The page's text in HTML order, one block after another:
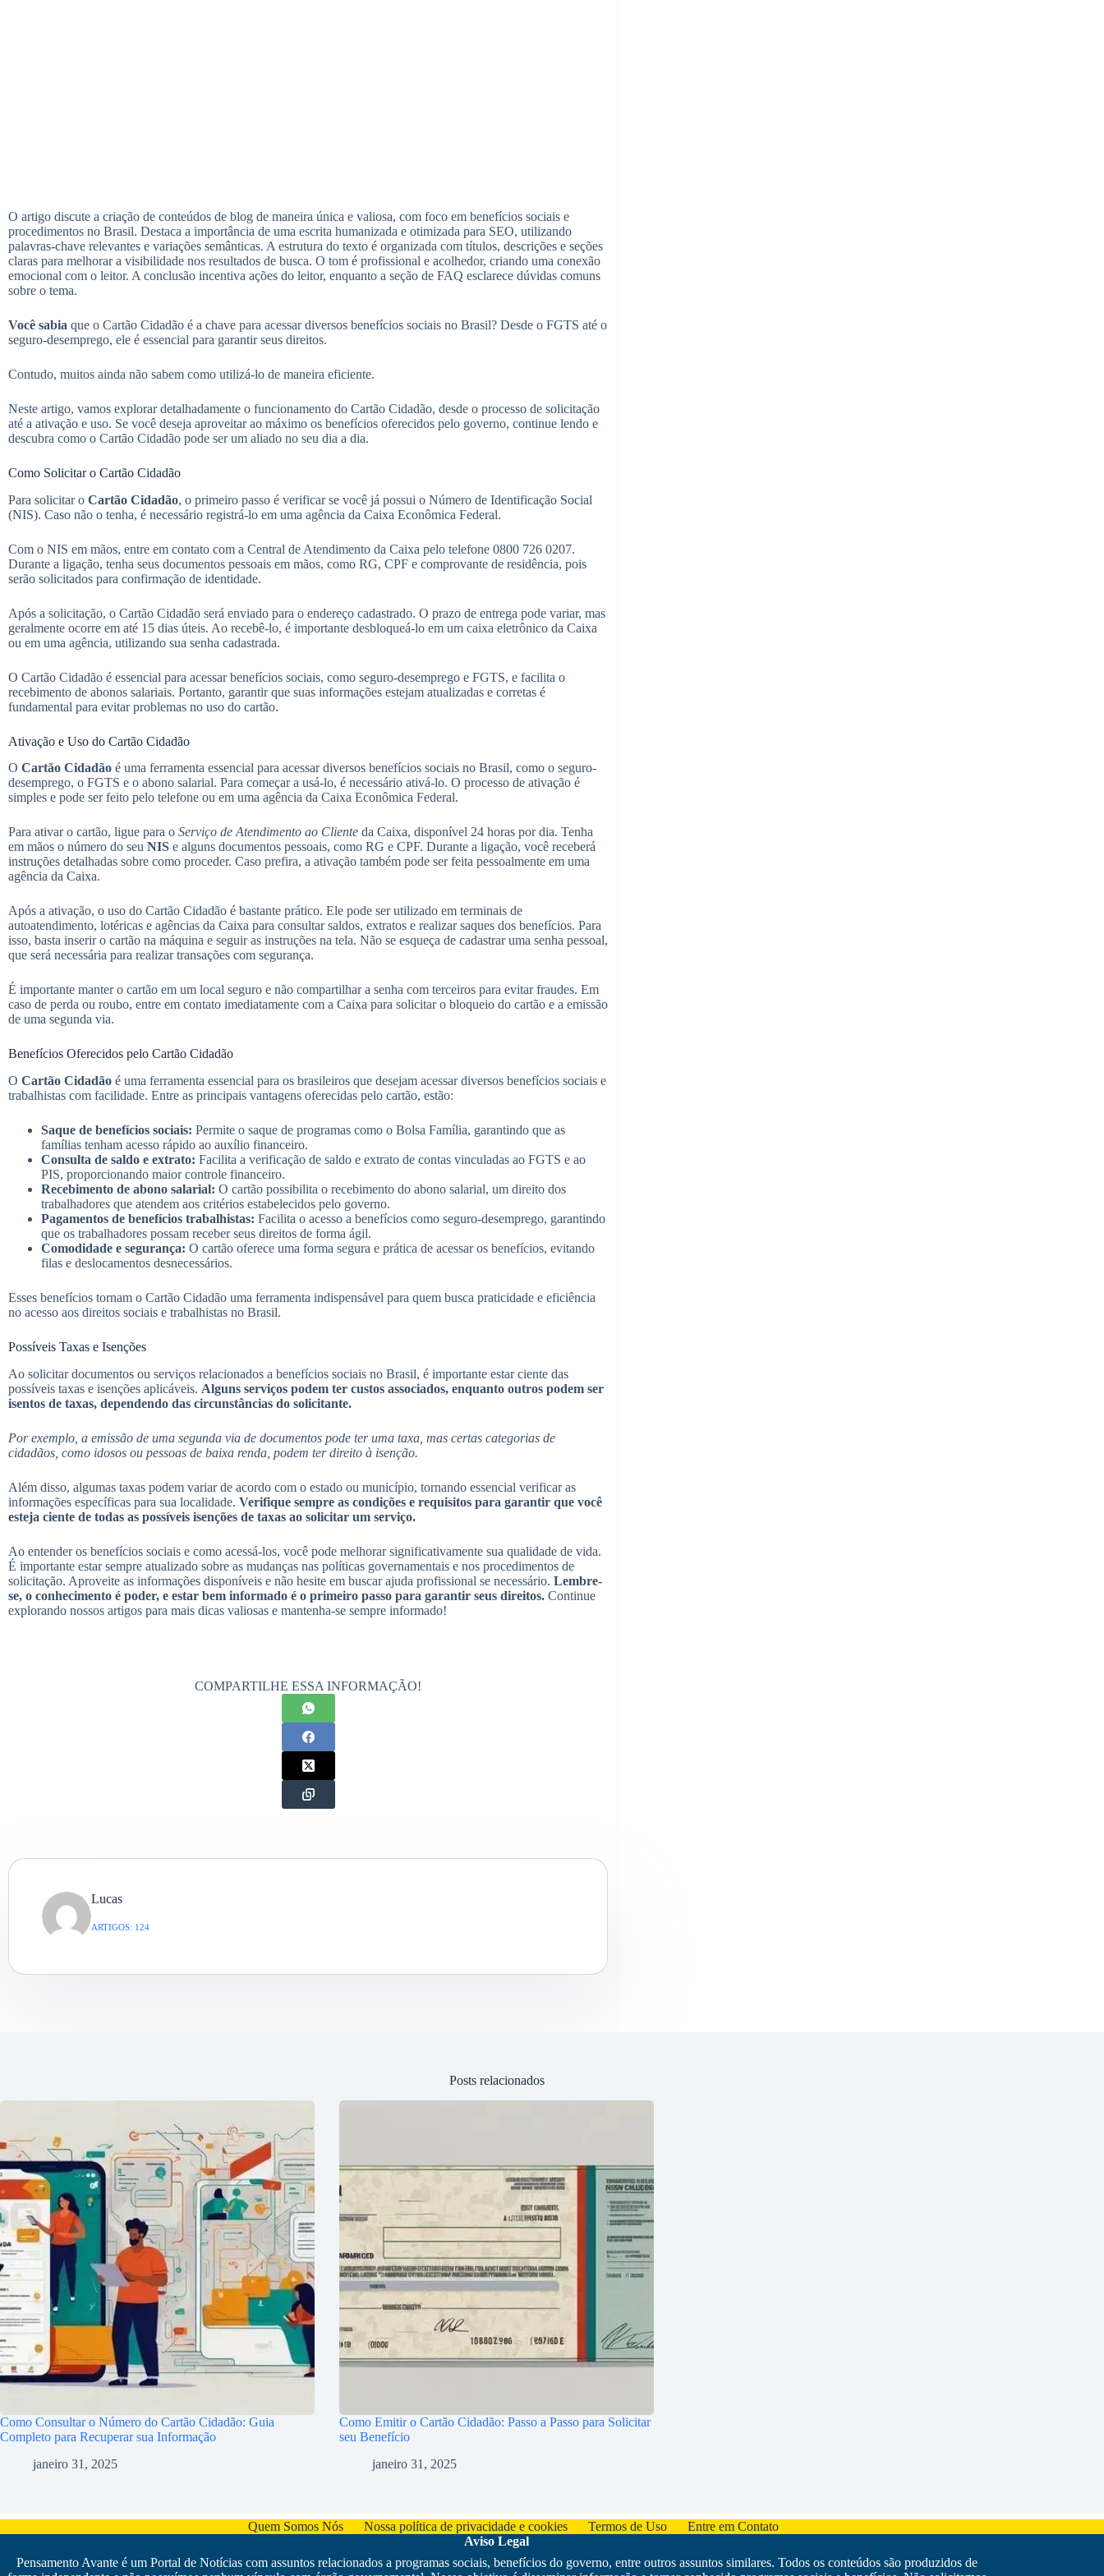
O artigo discute a criação de conteúdos de blog de maneira única e valiosa, com foco em benefícios sociais e
procedimentos no Brasil. Destaca a importância de uma escrita humanizada e otimizada para SEO, utilizando
palavras-chave relevantes e variações semânticas. A estrutura do texto é organizada com títulos, descrições e seções
claras para melhorar a visibilidade nos resultados de busca. O tom é profissional e acolhedor, criando uma conexão
emocional com o leitor. A conclusão incentiva ações do leitor, enquanto a seção de FAQ esclarece dúvidas comuns
sobre o tema.
Você sabia que o Cartão Cidadão é a chave para acessar diversos benefícios sociais no Brasil? Desde o FGTS até o
seguro-desemprego, ele é essencial para garantir seus direitos.
Contudo, muitos ainda não sabem como utilizá-lo de maneira eficiente.
Neste artigo, vamos explorar detalhadamente o funcionamento do Cartão Cidadão, desde o processo de solicitação
até a ativação e uso. Se você deseja aproveitar ao máximo os benefícios oferecidos pelo governo, continue lendo e
descubra como o Cartão Cidadão pode ser um aliado no seu dia a dia.
Como Solicitar o Cartão Cidadão
Para solicitar o Cartão Cidadão, o primeiro passo é verificar se você já possui o Número de Identificação Social
(NIS). Caso não o tenha, é necessário registrá-lo em uma agência da Caixa Econômica Federal.
Com o NIS em mãos, entre em contato com a Central de Atendimento da Caixa pelo telefone 0800 726 0207.
Durante a ligação, tenha seus documentos pessoais em mãos, como RG, CPF e comprovante de residência, pois
serão solicitados para confirmação de identidade.
Após a solicitação, o Cartão Cidadão será enviado para o endereço cadastrado. O prazo de entrega pode variar, mas
geralmente ocorre em até 15 dias úteis. Ao recebê-lo, é importante desbloqueá-lo em um caixa eletrônico da Caixa
ou em uma agência, utilizando sua senha cadastrada.
O Cartão Cidadão é essencial para acessar benefícios sociais, como seguro-desemprego e FGTS, e facilita o
recebimento de abonos salariais. Portanto, garantir que suas informações estejam atualizadas e corretas é
fundamental para evitar problemas no uso do cartão.
Ativação e Uso do Cartão Cidadão
O Cartão Cidadão é uma ferramenta essencial para acessar diversos benefícios sociais no Brasil, como o seguro-
desemprego, o FGTS e o abono salarial. Para começar a usá-lo, é necessário ativá-lo. O processo de ativação é
simples e pode ser feito pelo telefone ou em uma agência da Caixa Econômica Federal.
Para ativar o cartão, ligue para o Serviço de Atendimento ao Cliente da Caixa, disponível 24 horas por dia. Tenha
em mãos o número do seu NIS e alguns documentos pessoais, como RG e CPF. Durante a ligação, você receberá
instruções detalhadas sobre como proceder. Caso prefira, a ativação também pode ser feita pessoalmente em uma
agência da Caixa.
Após a ativação, o uso do Cartão Cidadão é bastante prático. Ele pode ser utilizado em terminais de
autoatendimento, lotéricas e agências da Caixa para consultar saldos, extratos e realizar saques dos benefícios. Para
isso, basta inserir o cartão na máquina e seguir as instruções na tela. Não se esqueça de cadastrar uma senha pessoal,
que será necessária para realizar transações com segurança.
É importante manter o cartão em um local seguro e não compartilhar a senha com terceiros para evitar fraudes. Em
caso de perda ou roubo, entre em contato imediatamente com a Caixa para solicitar o bloqueio do cartão e a emissão
de uma segunda via.
Benefícios Oferecidos pelo Cartão Cidadão
O Cartão Cidadão é uma ferramenta essencial para os brasileiros que desejam acessar diversos benefícios sociais e
trabalhistas com facilidade. Entre as principais vantagens oferecidas pelo cartão, estão:
Saque de benefícios sociais: Permite o saque de programas como o Bolsa Família, garantindo que as
famílias tenham acesso rápido ao auxílio financeiro.
Consulta de saldo e extrato: Facilita a verificação de saldo e extrato de contas vinculadas ao FGTS e ao
PIS, proporcionando maior controle financeiro.
Recebimento de abono salarial: O cartão possibilita o recebimento do abono salarial, um direito dos
trabalhadores que atendem aos critérios estabelecidos pelo governo.
Pagamentos de benefícios trabalhistas: Facilita o acesso a benefícios como seguro-desemprego, garantindo
que os trabalhadores possam receber seus direitos de forma ágil.
Comodidade e segurança: O cartão oferece uma forma segura e prática de acessar os benefícios, evitando
filas e deslocamentos desnecessários.
Esses benefícios tornam o Cartão Cidadão uma ferramenta indispensável para quem busca praticidade e eficiência
no acesso aos direitos sociais e trabalhistas no Brasil.
Possíveis Taxas e Isenções
Ao solicitar documentos ou serviços relacionados a benefícios sociais no Brasil, é importante estar ciente das
possíveis taxas e isenções aplicáveis. Alguns serviços podem ter custos associados, enquanto outros podem ser
isentos de taxas, dependendo das circunstâncias do solicitante.
Por exemplo, a emissão de uma segunda via de documentos pode ter uma taxa, mas certas categorias de
cidadãos, como idosos ou pessoas de baixa renda, podem ter direito à isenção.
Além disso, algumas taxas podem variar de acordo com o estado ou município, tornando essencial verificar as
informações específicas para sua localidade. Verifique sempre as condições e requisitos para garantir que você
esteja ciente de todas as possíveis isenções de taxas ao solicitar um serviço.
Ao entender os benefícios sociais e como acessá-los, você pode melhorar significativamente sua qualidade de vida.
É importante estar sempre atualizado sobre as mudanças nas políticas governamentais e nos procedimentos de
solicitação. Aproveite as informações disponíveis e não hesite em buscar ajuda profissional se necessário. Lembre-
se, o conhecimento é poder, e estar bem informado é o primeiro passo para garantir seus direitos. Continue
explorando nossos artigos para mais dicas valiosas e mantenha-se sempre informado!
COMPARTILHE ESSA INFORMAÇÃO!
Lucas
ARTIGOS: 124
Posts relacionados
Como Consultar o Número do Cartão Cidadão: Guia
Completo para Recuperar sua Informação
janeiro 31, 2025
Como Emitir o Cartão Cidadão: Passo a Passo para Solicitar
seu Benefício
janeiro 31, 2025
Quem Somos Nós Nossa política de privacidade e cookies Termos de Uso
Entre em Contato
Aviso Legal
Pensamento Avante é um Portal de Notícias com assuntos relacionados a programas sociais, benefícios do governo, entre outros assuntos similares. Todos os conteúdos são produzidos de